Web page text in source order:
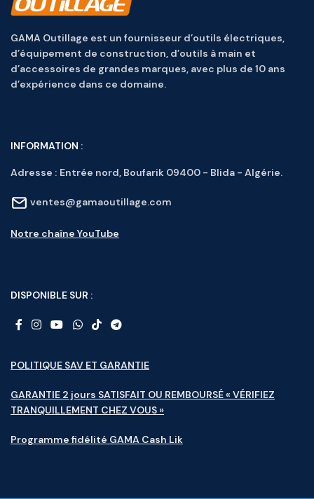
GAMA Outillage est un fournisseur d’outils électriques,
d’équipement de construction, d’outils à main et
d’accessoires de grandes marques, avec plus de 10 ans
d’expérience dans ce domaine.
INFORMATION :
Adresse : Entrée nord, Boufarik 09400 - Blida - Algérie.
ventes@gamaoutillage.com
Notre chaîne YouTube
DISPONIBLE SUR :
POLITIQUE SAV ET GARANTIE
GARANTIE 2 jours SATISFAIT OU REMBOURSÉ « VÉRIFIEZ
TRANQUILLEMENT CHEZ VOUS »
Programme fidélité GAMA Cash Lik